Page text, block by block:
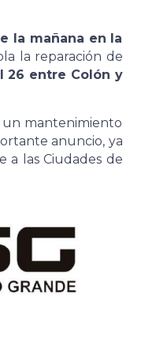
la mañana en la
la reparación de
26 entre Colón y
un mantenimiento
anuncio, ya
a las Ciudades de